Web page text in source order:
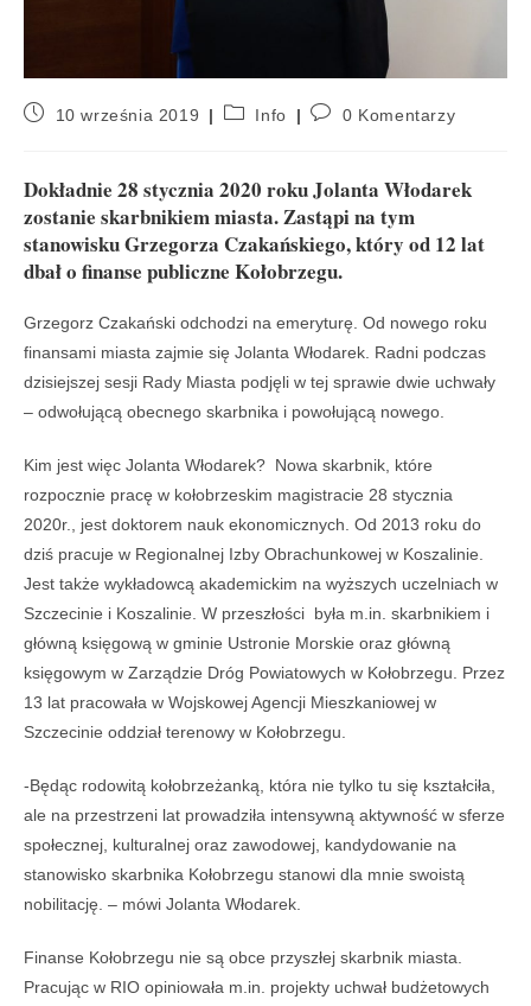
10 września 2019 Info 0 Komentarzy
Dokładnie 28 stycznia 2020 roku Jolanta Włodarek
zostanie skarbnikiem miasta. Zastąpi na tym
stanowisku Grzegorza Czakańskiego, który od 12 lat
dbał o finanse publiczne Kołobrzegu.
Grzegorz Czakański odchodzi na emeryturę. Od nowego roku
finansami miasta zajmie się Jolanta Włodarek. Radni podczas
dzisiejszej sesji Rady Miasta podjęli w tej sprawie dwie uchwały
– odwołującą obecnego skarbnika i powołującą nowego.
Kim jest więc Jolanta Włodarek? Nowa skarbnik, które
rozpocznie pracę w kołobrzeskim magistracie 28 stycznia
2020r., jest doktorem nauk ekonomicznych. Od 2013 roku do
dziś pracuje w Regionalnej Izby Obrachunkowej w Koszalinie.
Jest także wykładowcą akademickim na wyższych uczelniach w
Szczecinie i Koszalinie. W przeszłości była m.in. skarbnikiem i
główną księgową w gminie Ustronie Morskie oraz główną
księgowym w Zarządzie Dróg Powiatowych w Kołobrzegu. Przez
13 lat pracowała w Wojskowej Agencji Mieszkaniowej w
Szczecinie oddział terenowy w Kołobrzegu.
-Będąc rodowitą kołobrzeżanką, która nie tylko tu się kształciła,
ale na przestrzeni lat prowadziła intensywną aktywność w sferze
społecznej, kulturalnej oraz zawodowej, kandydowanie na
stanowisko skarbnika Kołobrzegu stanowi dla mnie swoistą
nobilitację. – mówi Jolanta Włodarek.
Finanse Kołobrzegu nie są obce przyszłej skarbnik miasta.
Pracując w RIO opiniowała m.in. projekty uchwał budżetowych